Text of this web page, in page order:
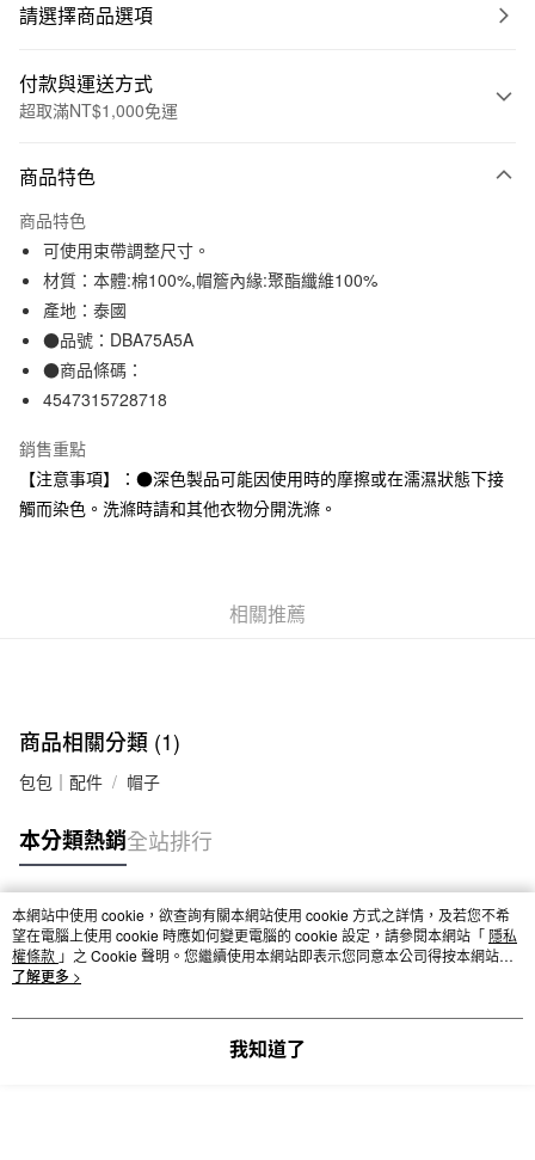
請選擇商品選項
付款與運送方式
超取滿NT$1,000免運
信用卡一次付款
信用卡分期付款
3 期 0 利率 每期NT$130
合作金庫商業銀行
華南商業銀行
上海商業儲蓄銀行
臺灣中小企業銀行
匯豐（台灣）商業銀行
聯邦商業銀行
元大商業銀行
永豐商業銀行
玉山商業銀行
星展（台灣）商業銀行
超商取貨付款
LINE Pay
Apple Pay
街口支付
悠遊付
每筆NT$65，滿NT$1,000(含以上)免運費
7-11取貨付款
每筆NT$65，滿NT$1,000(含以上)免運費
每筆NT$65，滿NT$1,000(含以上)免運費
宅配
每筆NT$150，滿NT$2,000(含以上)免運費
無印良品門市自取
商品特色
商品特色
可使用束帶調整尺寸。
材質：本體:棉100%,帽簷內緣:聚酯纖維100%
產地：泰國
●品號：DBA75A5A
●商品條碼：
4547315728718
銷售重點
【注意事項】：●深色製品可能因使用時的摩擦或在濡濕狀態下接
觸而染色。洗滌時請和其他衣物分開洗滌。
相關推薦
商品相關分類 (1)
包包｜配件 帽子
本分類熱銷全站排行
熱門標籤
本網站中使用 cookie，欲查詢有關本網站使用 cookie 方式之詳情，及若您不希
望在電腦上使用 cookie 時應如何變更電腦的 cookie 設定，請參閱本網站「 隱私
權條款 」之 Cookie 聲明。您繼續使用本網站即表示您同意本公司得按本網站使
用條款之 Cookie 聲明使用 cookie。
了解更多 >
我知道了